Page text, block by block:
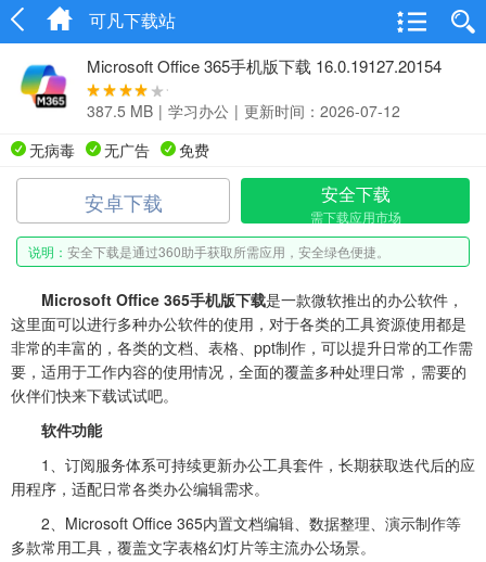
可凡下载站
Microsoft Office 365手机版下载 16.0.19127.20154
387.5 MB | 学习办公 | 更新时间：2026-07-12
无病毒
无广告 免费
安卓下载 安全下载
需下载应用市场
说明： 安全下载是通过360助手获取所需应用，安全绿色便捷。
Microsoft Office 365手机版下载是一款微软推出的办公软件，
这里面可以进行多种办公软件的使用，对于各类的工具资源使用都是
非常的丰富的，各类的文档、表格、ppt制作，可以提升日常的工作需
要，适用于工作内容的使用情况，全面的覆盖多种处理日常，需要的
伙伴们快来下载试试吧。
软件功能
1、订阅服务体系可持续更新办公工具套件，长期获取迭代后的应
用程序，适配日常各类办公编辑需求。
2、Microsoft Office 365内置文档编辑、数据整理、演示制作等
多款常用工具，覆盖文字表格幻灯片等主流办公场景。